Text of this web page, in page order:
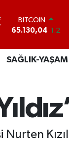
65.130,04
1.2
DOLAR
55,1652
0.27
6618.49
2.12
BİST100
SAĞLIK-YAŞAM
Nurten